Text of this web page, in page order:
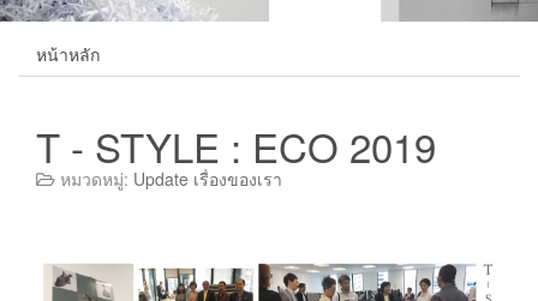
หน้าหลัก
T - STYLE : ECO 2019
หมวดหมู่: Update เรื่องของเรา